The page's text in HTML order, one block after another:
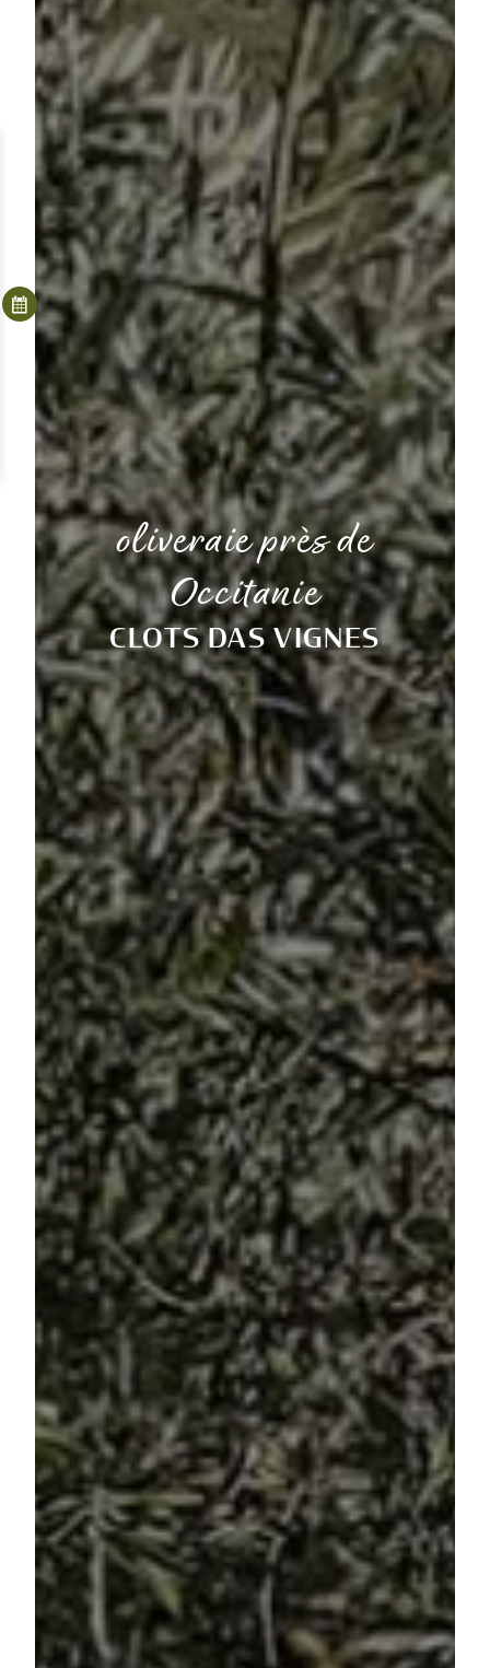
oliveraie près de
Occitanie
CLOTS DAS VIGNES